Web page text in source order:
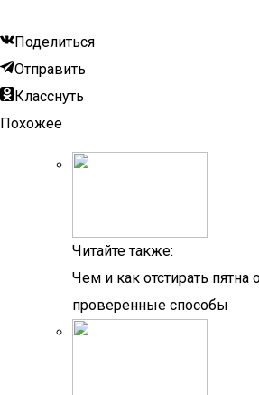
Поделиться
Отправить
Класснуть
Похожее
Читайте также:
Чем и как отстирать
проверенные способы